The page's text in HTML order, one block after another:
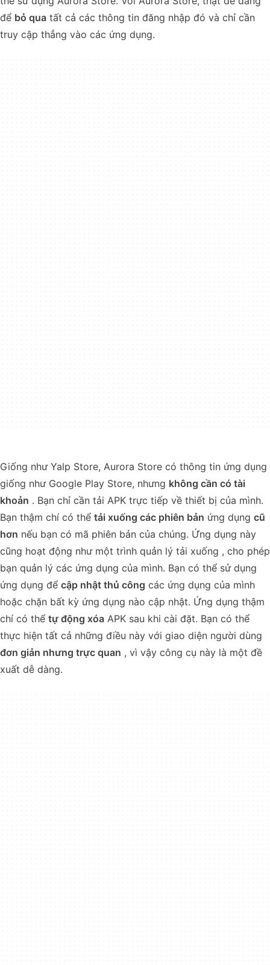
để bỏ qua tất cả các thông tin đăng nhập đó và chỉ cần
truy cập thẳng vào các ứng dụng.
Giống như Yalp Store, Aurora Store có thông tin ứng dụng
giống như Google Play Store, nhưng không cần có tài
khoản . Bạn chỉ cần tải APK trực tiếp về thiết bị của mình.
Bạn thậm chí có thể tải xuống các phiên bản ứng dụng cũ
hơn nếu bạn có mã phiên bản của chúng. Ứng dụng này
cũng hoạt động như một trình quản lý tải xuống , cho phép
bạn quản lý các ứng dụng của mình. Bạn có thể sử dụng
ứng dụng để cập nhật thủ công các ứng dụng của mình
hoặc chặn bất kỳ ứng dụng nào cập nhật. Ứng dụng thậm
chí có thể tự động xóa APK sau khi cài đặt. Bạn có thể
thực hiện tất cả những điều này với giao diện người dùng
đơn giản nhưng trực quan , vì vậy công cụ này là một đề
xuất dễ dàng.